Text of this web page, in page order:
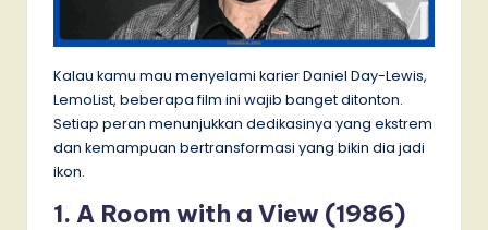
Kalau kamu mau menyelami karier Daniel Day-Lewis,
LemoList, beberapa film ini wajib banget ditonton.
Setiap peran menunjukkan dedikasinya yang ekstrem
dan kemampuan bertransformasi yang bikin dia jadi
ikon.
1. A Room with a View (1986)